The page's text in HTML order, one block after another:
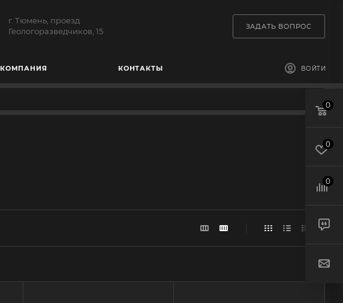
г. Тюмень, проезд
Геологоразведчиков, 15
ЗАДАТЬ ВОПРОС
ВОЙТИ
КОМПАНИЯ КОНТАКТЫ
0
0
0